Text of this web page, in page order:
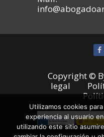
Copyright ©
legal
Utilizamos cookies
experiencia al usuario
utilizando este sitio